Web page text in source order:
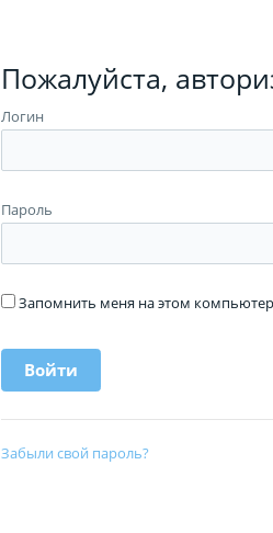
Пожалуйста,
Логин
Пароль
Запомнить меня на этом
Забыли свой пароль?